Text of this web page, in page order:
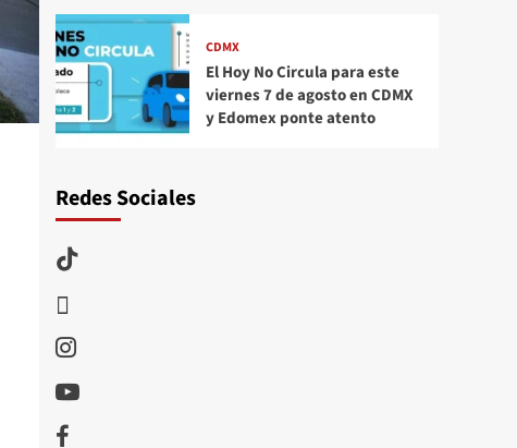
CDMX
El Hoy No Circula para este
viernes 7 de agosto en CDMX
y Edomex ponte atento
Redes Sociales
TikTok
Instagram
Youtube
Facebook